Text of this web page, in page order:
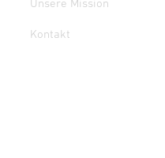
Unsere Mission
Kontakt